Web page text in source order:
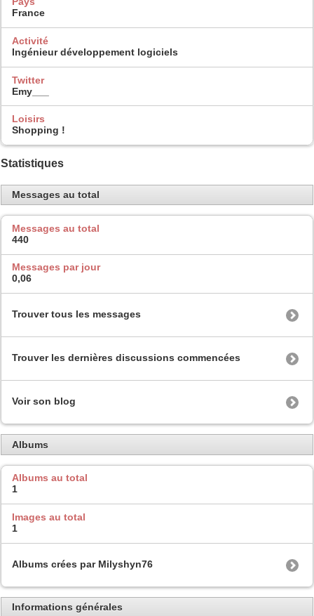
France
Activité
Ingénieur développement logiciels
Twitter
Emy___
Loisirs
Shopping !
Statistiques
Messages au total
Messages au total
440
Messages par jour
0,06
Trouver tous les messages
Trouver les dernières discussions commencées
Voir son blog
Albums
Albums au total
1
Images au total
1
Albums crées par Milyshyn76
Informations générales